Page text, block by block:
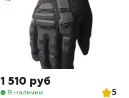
1 510 руб
В наличии
5